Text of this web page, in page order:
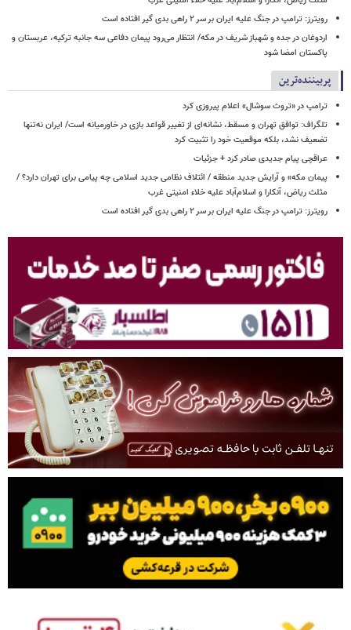
رویترز: ترامپ در جنگ علیه ایران بر سر ۲ راهی بدی گیر افتاده است
اردوغان در جده و شهباز شریف در مکه/ انتظار می‌رود پیمان دفاعی سه جانبه ترکیه، عربستان و
پاکستان امضا شود
پربیننده‌ترین
ترامپ در «تروث سوشال» اعلام پیروزی کرد
تلگراف: توافق تهران و مسقط، نشانه‌ای از تغییر قواعد بازی در خاورمیانه است/ ایران نه‌تنها
تضعیف نشد، بلکه موقعیت خود را تثبیت کرد
عراقچی پیام جدیدی صادر کرد + جزئیات
پیمان مکه» و آرایش جدید منطقه / ائتلاف نظامی جدید اسلامی چه پیامی برای تهران دارد؟ /
مثلث ریاض، آنکارا و اسلام‌آباد علیه خلاء امنیتی غرب
رویترز: ترامپ در جنگ علیه ایران بر سر ۲ راهی بدی گیر افتاده است